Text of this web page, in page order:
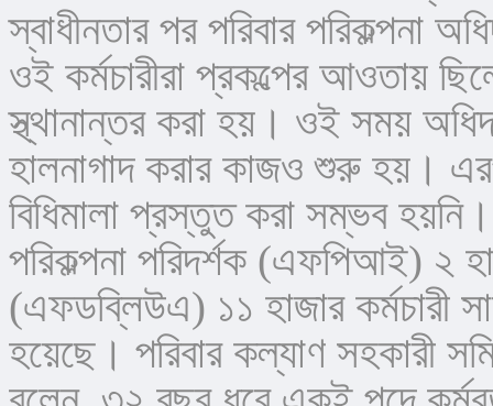
স্বাধীনতার পর পরিবার পরিকল্পনা
ওই কর্মচারীরা প্রকল্পের আওতায়
স্থ্থানান্তর করা হয়। ওই সময়
হালনাগাদ করার কাজও শুরু হয়।
বিধিমালা প্রস্তুত করা সম্ভব হয়নি।
পরিকল্পনা পরিদর্শক (এফপিআই) ২
(এফডব্লিউএ) ১১ হাজার কর্মচারী
হয়েছে। পরিবার কল্যাণ সহকারী